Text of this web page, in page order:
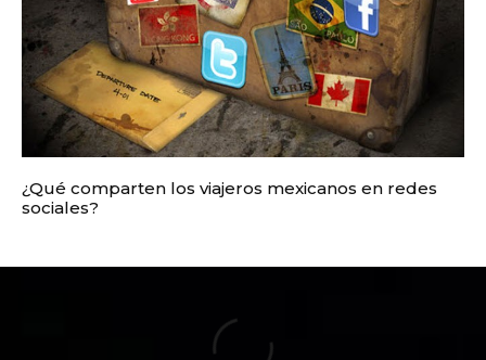
¿Qué comparten los viajeros mexicanos en redes
sociales?